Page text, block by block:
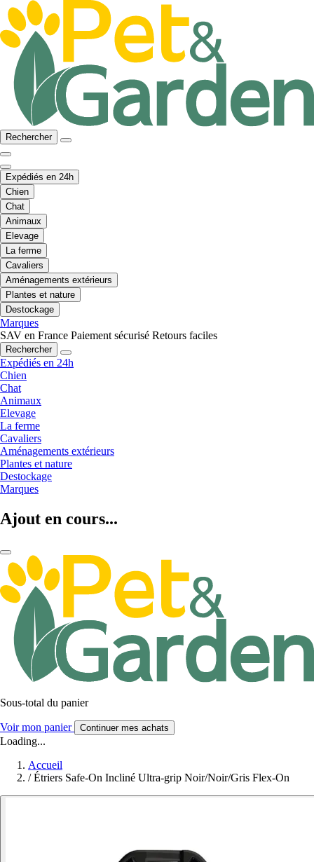
Rechercher
Expédiés en 24h
Chien
Chat
Animaux
Elevage
La ferme
Cavaliers
Aménagements extérieurs
Plantes et nature
Destockage
Marques
SAV en France Paiement sécurisé Retours faciles
Rechercher
Expédiés en 24h
Chien
Chat
Animaux
Elevage
La ferme
Cavaliers
Aménagements extérieurs
Plantes et nature
Destockage
Marques
Ajout en cours...
Sous-total du panier
Voir mon panier Continuer mes achats
Loading...
Accueil
/ Étriers Safe-On Incliné Ultra-grip Noir/Noir/Gris Flex-On